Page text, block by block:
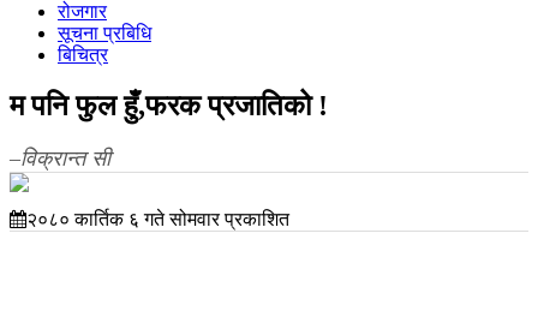
रोजगार
सूचना प्रबिधि
बिचित्र
म पनि फुल हुँ,फरक प्रजातिको !
–विक्रान्त सी
२०८० कार्तिक ६ गते सोमवार प्रकाशित